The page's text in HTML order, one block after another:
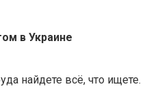
в Украине
найдете всё, что ищете.